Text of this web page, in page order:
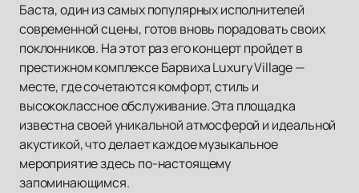
Баста, один из самых популярных исполнителей
современной сцены, готов вновь порадовать своих
поклонников. На этот раз его концерт пройдет в
престижном комплексе Барвиха Luxury Village —
месте, где сочетаются комфорт, стиль и
высококлассное обслуживание. Эта площадка
известна своей уникальной атмосферой и идеальной
акустикой, что делает каждое музыкальное
мероприятие здесь по-настоящему
запоминающимся.